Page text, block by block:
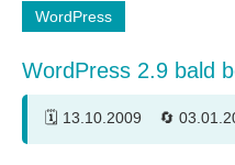
WordPress
WordPress 2.9 bald
13.10.2009